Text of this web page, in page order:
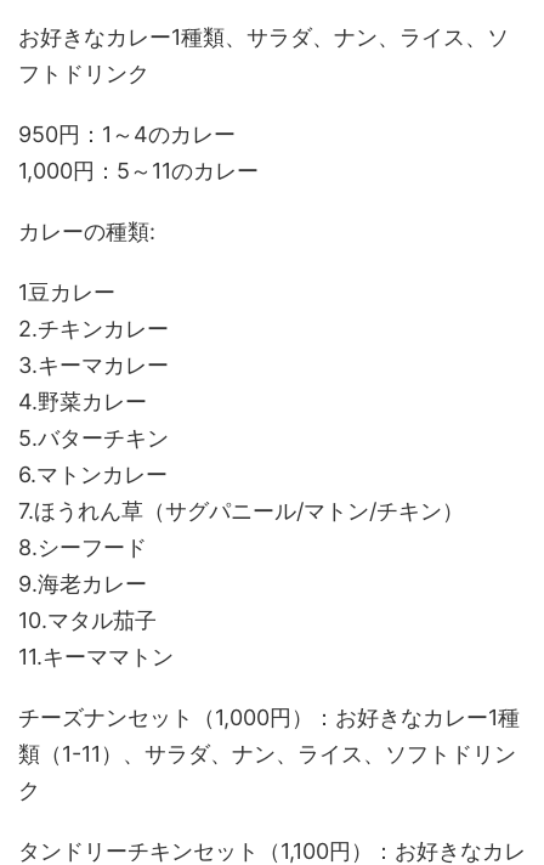
お好きなカレー1種類、サラダ、ナン、ライス、ソ
フトドリンク
950円：1～4のカレー
1,000円：5～11のカレー
カレーの種類:
1豆カレー
2.チキンカレー
3.キーマカレー
4.野菜カレー
5.バターチキン
6.マトンカレー
7.ほうれん草（サグパニール/マトン/チキン）
8.シーフード
9.海老カレー
10.マタル茄子
11.キーママトン
チーズナンセット（1,000円）：お好きなカレー1種
類（1-11）、サラダ、ナン、ライス、ソフトドリン
ク
タンドリーチキンセット（1,100円）：お好きなカレ